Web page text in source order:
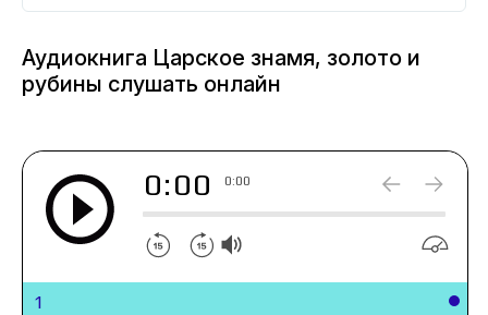
Аудиокнига Царское знамя, золото и
рубины слушать онлайн
0:00 0:00
1